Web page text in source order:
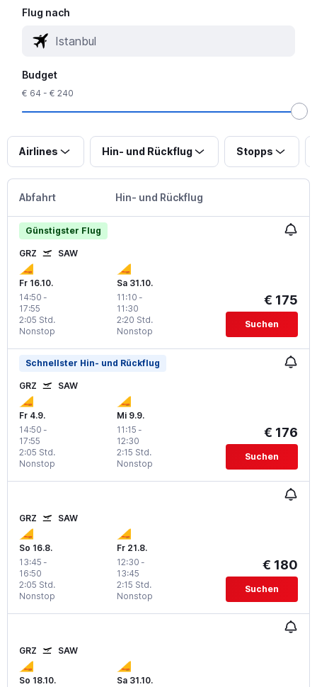
Flug nach
Budget
€ 64 - € 240
Airlines Hin- und Rückflug Stopps
Abfahrt Hin- und Rückflug
Günstigster Flug
GRZ SAW
Fr 16.10.
14:50 -
17:55
Nonstop
2:05 Std.
Sa 31.10.
11:10 -
11:30
Nonstop
2:20 Std.
€ 175
Suchen
Schnellster Hin- und Rückflug
GRZ SAW
Fr 4.9.
14:50 -
17:55
Nonstop
2:05 Std.
Mi 9.9.
11:15 -
12:30
Nonstop
2:15 Std.
€ 176
Suchen
GRZ SAW
So 16.8.
13:45 -
16:50
Nonstop
2:05 Std.
Fr 21.8.
12:30 -
13:45
Nonstop
2:15 Std.
€ 180
Suchen
GRZ SAW
So 18.10. Sa 31.10.